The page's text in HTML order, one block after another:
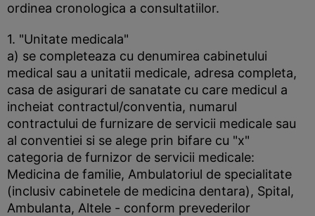
ordinea cronologica a consultatiilor.
1. "Unitate medicala"
a) se completeaza cu denumirea cabinetului
medical sau a unitatii medicale, adresa completa,
casa de asigurari de sanatate cu care medicul a
incheiat contractul/conventia, numarul
contractului de furnizare de servicii medicale sau
al conventiei si se alege prin bifare cu "x"
categoria de furnizor de servicii medicale:
Medicina de familie, Ambulatoriul de specialitate
(inclusiv cabinetele de medicina dentara), Spital,
Ambulanta, Altele - conform prevederilor